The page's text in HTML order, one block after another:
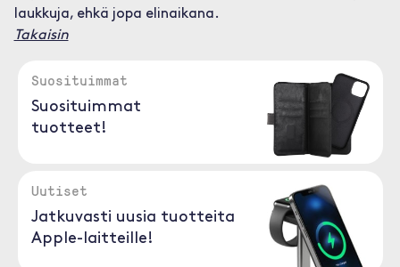
laukkuja, ehkä jopa elinaikana.
Takaisin
Suosituimmat
Suosituimmat
tuotteet!
Uutiset
Jatkuvasti uusia tuotteita
Apple-laitteille!